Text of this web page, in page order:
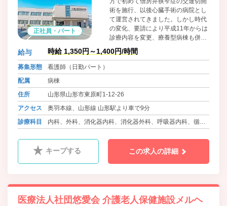
正社員・パート
術を施行、以後心臓手術の病院とし
て運営されてきました。しかし時代
の変化、要請により平成11年からは
診療内容を変更、療養型病棟も併
設、現在に至っております。
給与 時給 1,350円～1,400円/時間
募集形態
看護師（日勤パート）
配属
病棟
住所
山形県山形市東原町1-12-26
アクセス
奥羽本線、山形線 山形駅より車で9分
診療科目
内科、外科、消化器内科、消化器外科、呼吸器内科、循環
キープする この求人の詳細
医療法人社団悠愛会 介護老人保健施設メルヘ